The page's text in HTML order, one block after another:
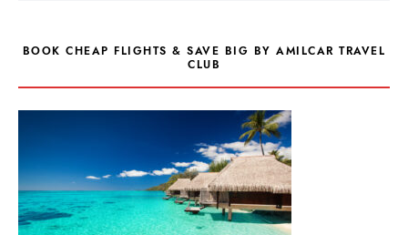
BOOK CHEAP FLIGHTS & SAVE BIG BY AMILCAR TRAVEL
CLUB